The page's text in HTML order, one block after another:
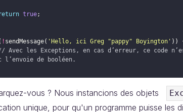
true;
! sendMessage( 'Hello, ici Greg "pappy" Boyington' ))
Avec les Exceptions, en cas d’erreur, ce code
l’envoie de booléen.
vous ? Nous instancions des objets
unique, pour qu'un programme puisse les